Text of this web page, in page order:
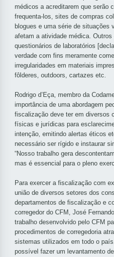
médicos a acreditarem que serão
frequenta-los, sites de compras
blogues e uma série de situações
afetam a atividade médica.
questionários de laboratórios
verdade com fins meramente
irregularidades em materiais
fôlderes, outdoors, cartazes etc.
Rodrigo d’Eça, membro da
importância de uma abordagem
fiscalização deve ter em diversos
físicas e jurídicas para
intenção, emitindo alertas éticos
necessário ser rígido e instaurar
“Nosso trabalho gera
mas é essencial para o pleno
Para exercer a fiscalização com
união de diversos setores dos
departamentos de fiscalização e
corregedor do CFM, José
trabalho desenvolvido pelo CFM
procedimentos de corregedoria
sistemas utilizados em todo o
possível fazer um levantamento